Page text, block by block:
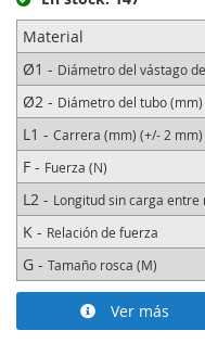
Material
Ø1 - Diámetro del vástago
Ø2 - Diámetro del tubo (mm)
L1 - Carrera (mm) (+/- 2 mm)
F - Fuerza (N)
L2 - Longitud sin carga entre
K - Relación de fuerza
G - Tamaño rosca (M)
Ver más